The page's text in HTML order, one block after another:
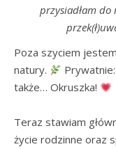
przysiadłam
Poza szyciem
natury.
także… Okruszka!
Teraz stawiam
życie rodzinne oraz